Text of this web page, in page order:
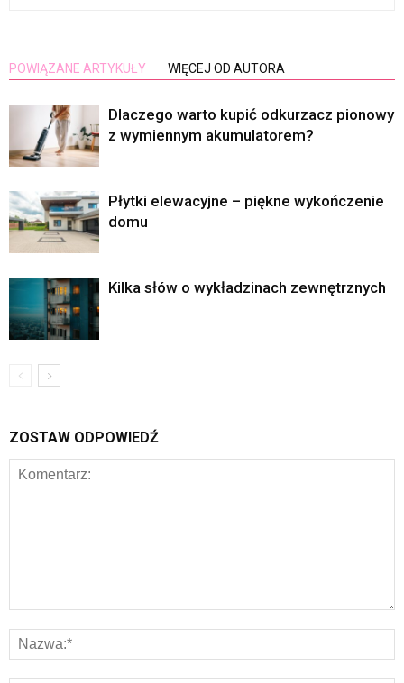
POWIĄZANE ARTYKUŁY WIĘCEJ OD AUTORA
Dlaczego warto kupić odkurzacz pionowy
z wymiennym akumulatorem?
Płytki elewacyjne – piękne wykończenie
domu
Kilka słów o wykładzinach zewnętrznych
ZOSTAW ODPOWIEDŹ